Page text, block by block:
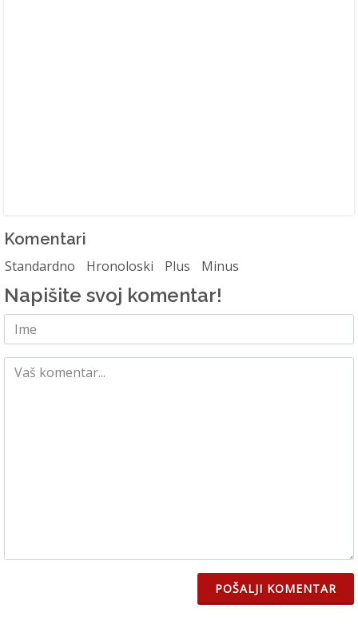
Komentari
Standardno Hronoloski Plus Minus
Napišite svoj komentar!
POŠALJI KOMENTAR